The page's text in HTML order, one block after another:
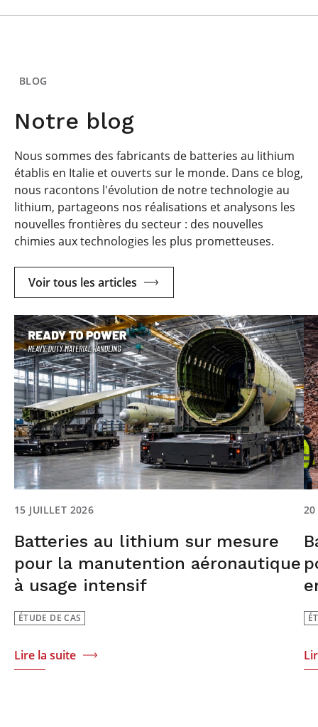
BLOG
Notre blog
Nous sommes des fabricants de batteries au lithium
établis en Italie et ouverts sur le monde. Dans ce blog,
nous racontons l'évolution de notre technologie au
lithium, partageons nos réalisations et analysons les
nouvelles frontières du secteur : des nouvelles
chimies aux technologies les plus prometteuses.
Voir tous les articles
15 JUILLET 2026
Batteries au lithium sur mesure
pour la manutention aéronautique
à usage intensif
ÉTUDE DE CAS
Lire la suite
20